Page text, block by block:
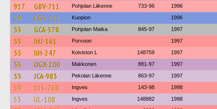
917 GBV-711 Pohjolan Liikenne 733-96 1996
59 EGV-161 Kuopion 1996
53 GCA-578 Pohjolan Matka 845-97 1997
53 IHJ-161 Porvoon 1997
53 IIH-247 Koiviston L 148759 1997
53 OGX-200 Makkonen 881-97 1997
53 JCA-983 Pekolan Liikenne 863-97 1997
59 OIS-768 Ingves 143-98 1998
53 IJL-108 Ingves 148882 1998